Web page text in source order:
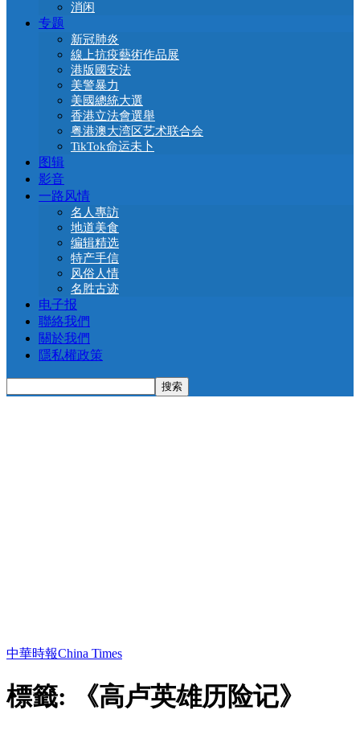
消闲
专题
新冠肺炎
線上抗疫藝術作品展
港版國安法
美警暴力
美國總統大選
香港立法會選舉
粤港澳大湾区艺术联合会
TikTok命运未卜
图辑
影音
一路风情
名人專訪
地道美食
编辑精选
特产手信
风俗人情
名胜古迹
电子报
聯絡我們
關於我們
隱私權政策
中華時報China Times
標籤: 《高卢英雄历险记》